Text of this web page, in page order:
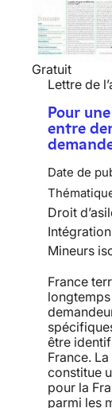
Gratuit
Lettre de
Pour
entre
Date de
Droit
Intégration
Mineurs
France
être
France.
constitue
pour la
parmi les